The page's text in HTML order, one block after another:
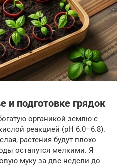
и подготовке грядок
органикой землю с
реакцией (pH 6.0–6.8).
растения будут плохо
останутся мелкими. Я
муку за две недели до